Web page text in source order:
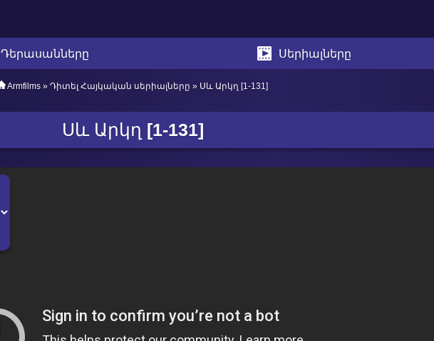
Դերասանները Սերիալները
Armfilms »Դիտել Հայկական սերիալները » Սև Արկղ [1-131]
Սև Արկղ [1-131]